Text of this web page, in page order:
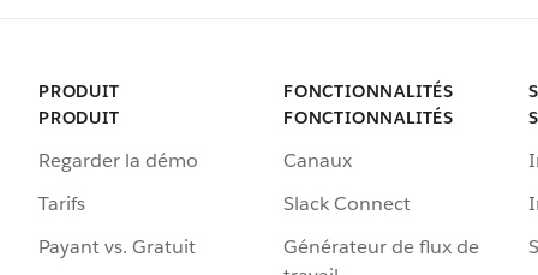
PRODUIT
PRODUIT
Regarder la démo
Tarifs
Payant vs. Gratuit
FONCTIONNALITÉS
FONCTIONNALITÉS
Canaux
Slack Connect
Générateur de flux de